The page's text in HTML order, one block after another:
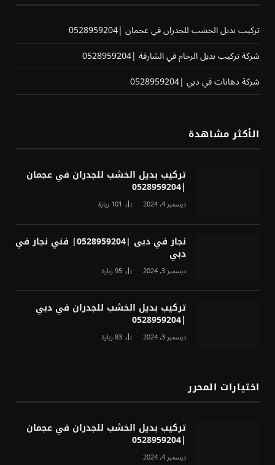
تركيب بديل الخشب للجدران في عجمان |0528959204
شركة تركيب بديل الرخام في الشارقة |0528959204
شركة دهانات في دبي |0528959204
الأكثر مشاهدة
تركيب بديل الخشب للجدران في عجمان
|0528959204
ديسمبر 4, 2024 101زيارة
نجار في دبى |0528959204| فني نجار في
دبي
ديسمبر 3, 2024 95زيارة
تركيب بديل الخشب للجدران في دبي
|0528959204
ديسمبر 3, 2024 83زيارة
اختيارات المحرر
تركيب بديل الخشب للجدران في عجمان
|0528959204
ديسمبر 4, 2024